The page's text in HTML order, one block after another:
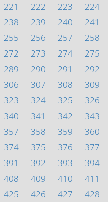
221 222 223
224
238 239 240
241
255 256 257
258
272 273 274
275
289 290 291
292
306 307 308
309
323 324 325
326
340 341 342
343
357 358 359
360
374 375 376
377
391 392 393
394
408 409 410
411
425 426 427
428